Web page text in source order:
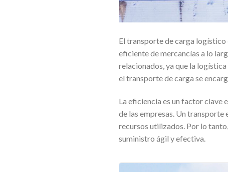
El transporte de carga logístico
eficiente de mercancías a lo
relacionados, ya que la
el transporte de carga se
La eficiencia es un factor
de las empresas. Un
recursos utilizados. Por lo
suministro ágil y efectiva.